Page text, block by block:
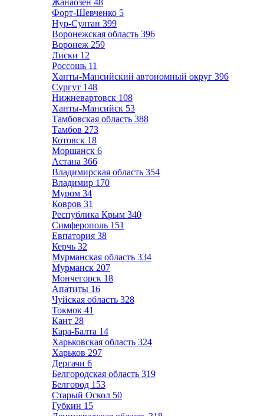
Жанаозен 48
Форт-Шевченко 5
Нур-Султан 399
Воронежская область 396
Воронеж 259
Лиски 12
Россошь 11
Ханты-Мансийский автономный округ 396
Сургут 148
Нижневартовск 108
Ханты-Мансийск 53
Тамбовская область 388
Тамбов 273
Котовск 18
Моршанск 6
Астана 366
Владимирская область 354
Владимир 170
Муром 34
Ковров 31
Республика Крым 340
Симферополь 151
Евпатория 38
Керчь 32
Мурманская область 334
Мурманск 207
Мончегорск 18
Апатиты 16
Чуйская область 328
Токмок 41
Кант 28
Кара-Балта 14
Харьковская область 324
Харьков 297
Дергачи 6
Белгородская область 319
Белгород 153
Старый Оскол 50
Губкин 15